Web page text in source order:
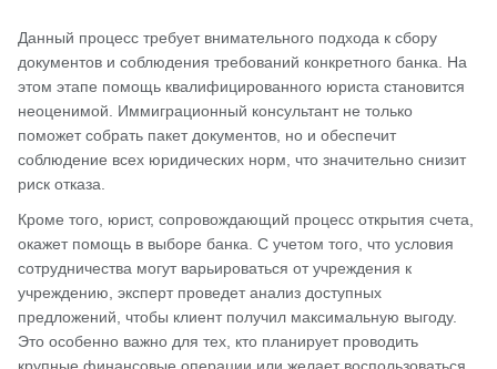
Данный процесс требует внимательного подхода к сбору
документов и соблюдения требований конкретного банка. На
этом этапе помощь квалифицированного юриста становится
неоценимой. Иммиграционный консультант не только
поможет собрать пакет документов, но и обеспечит
соблюдение всех юридических норм, что значительно снизит
риск отказа.
Кроме того, юрист, сопровождающий процесс открытия счета,
окажет помощь в выборе банка. С учетом того, что условия
сотрудничества могут варьироваться от учреждения к
учреждению, эксперт проведет анализ доступных
предложений, чтобы клиент получил максимальную выгоду.
Это особенно важно для тех, кто планирует проводить